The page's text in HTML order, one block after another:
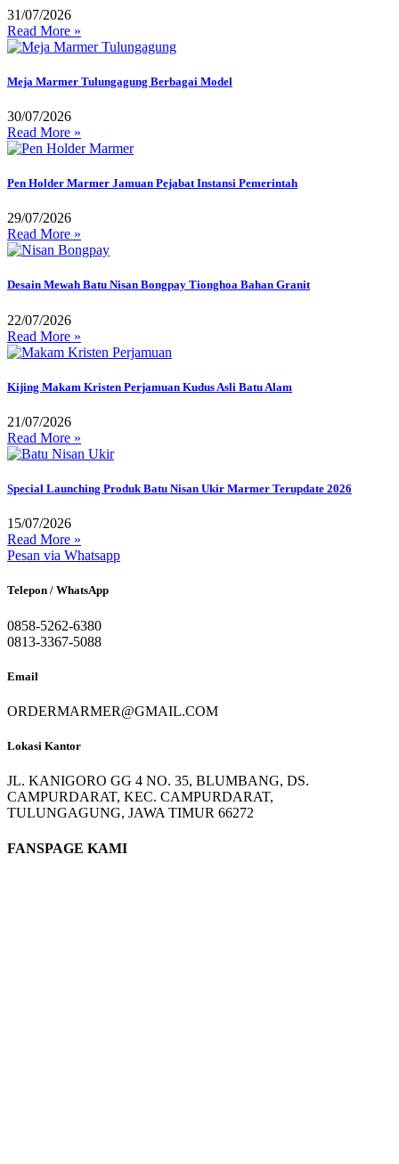
31/07/2026
Read More »
Meja Marmer Tulungagung Berbagai Model
30/07/2026
Read More »
Pen Holder Marmer Jamuan Pejabat Instansi Pemerintah
29/07/2026
Read More »
Desain Mewah Batu Nisan Bongpay Tionghoa Bahan Granit
22/07/2026
Read More »
Kijing Makam Kristen Perjamuan Kudus Asli Batu Alam
21/07/2026
Read More »
Special Launching Produk Batu Nisan Ukir Marmer Terupdate 2026
15/07/2026
Read More »
Pesan via Whatsapp
Telepon / WhatsApp
0858-5262-6380
0813-3367-5088
Email
ORDERMARMER@GMAIL.COM
Lokasi Kantor
JL. KANIGORO GG 4 NO. 35, BLUMBANG, DS.
CAMPURDARAT, KEC. CAMPURDARAT,
TULUNGAGUNG, JAWA TIMUR 66272
FANSPAGE KAMI